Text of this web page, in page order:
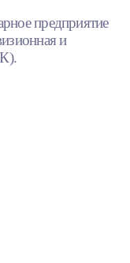
предприятие
и